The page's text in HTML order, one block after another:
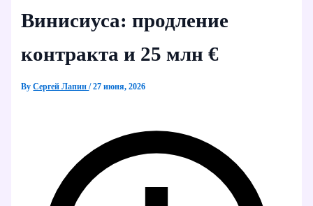
Винисиуса: продление
контракта и 25 млн €
ByСергей Лапин/27 июня, 2026